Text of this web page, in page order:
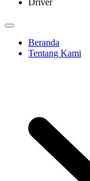
Beranda
Tentang Kami